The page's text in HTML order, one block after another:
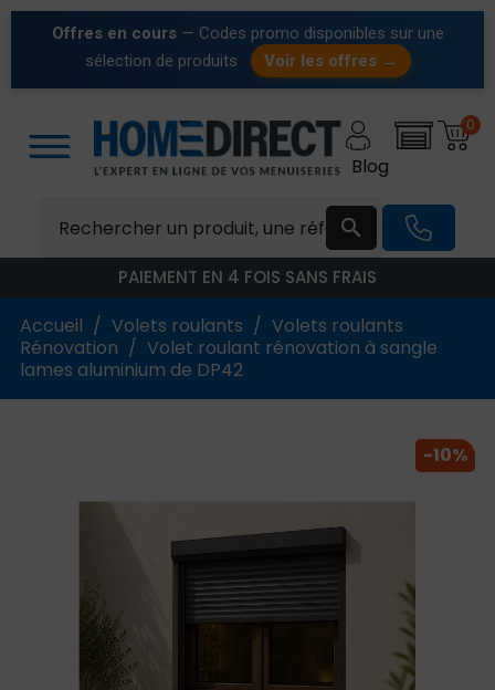
Offres en cours — Codes promo disponibles sur une
sélection de produits
Voir les offres →

0
Blog
PAIEMENT EN 4 FOIS SANS FRAIS
Accueil Volets roulants
Volets roulants
Rénovation
Volet roulant rénovation à sangle
lames aluminium de DP42
-10%